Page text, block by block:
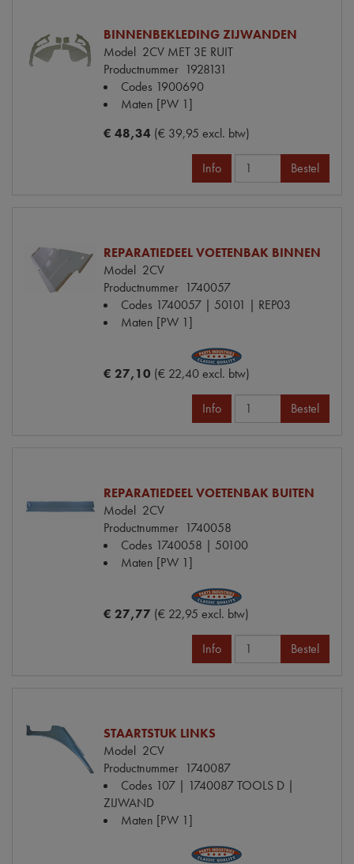
BINNENBEKLEDING ZIJWANDEN
Model 2CV MET 3E RUIT
Productnummer 1928131
Codes 1900690
Maten [PW 1]
€ 48,34 (€ 39,95 excl. btw)
Info Bestel
REPARATIEDEEL VOETENBAK BINNEN
Model 2CV
Productnummer 1740057
Codes 1740057 | 50101 | REP03
Maten [PW 1]
€ 27,10 (€ 22,40 excl. btw)
Info Bestel
REPARATIEDEEL VOETENBAK BUITEN
Model 2CV
Productnummer 1740058
Codes 1740058 | 50100
Maten [PW 1]
€ 27,77 (€ 22,95 excl. btw)
Info Bestel
STAARTSTUK LINKS
Model 2CV
Productnummer 1740087
Codes 107 | 1740087 TOOLS D |
ZIJWAND
Maten [PW 1]